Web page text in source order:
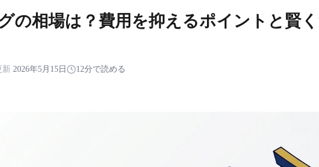
の相場は？費用を抑えるポイントと賢
新 2026年5月15日 12分で読める